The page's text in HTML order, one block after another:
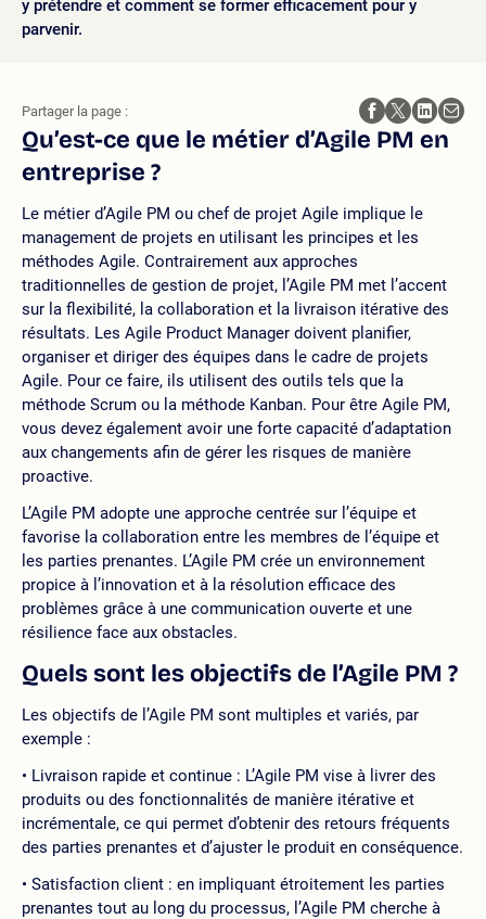
y prétendre et comment se former efficacement pour y
parvenir.
Qu’est-ce que le métier d’Agile PM en
entreprise ?
Le métier d’Agile PM ou chef de projet Agile implique le
management de projets en utilisant les principes et les
méthodes Agile. Contrairement aux approches
traditionnelles de gestion de projet, l’Agile PM met l’accent
sur la flexibilité, la collaboration et la livraison itérative des
résultats. Les Agile Product Manager doivent planifier,
organiser et diriger des équipes dans le cadre de projets
Agile. Pour ce faire, ils utilisent des outils tels que la
méthode Scrum ou la méthode Kanban. Pour être Agile PM,
vous devez également avoir une forte capacité d’adaptation
aux changements afin de gérer les risques de manière
proactive.
L’Agile PM adopte une approche centrée sur l’équipe et
favorise la collaboration entre les membres de l’équipe et
les parties prenantes. L’Agile PM crée un environnement
propice à l’innovation et à la résolution efficace des
problèmes grâce à une communication ouverte et une
résilience face aux obstacles.
Quels sont les objectifs de l’Agile PM ?
Les objectifs de l’Agile PM sont multiples et variés, par
exemple :
Livraison rapide et continue : L’Agile PM vise à livrer des
produits ou des fonctionnalités de manière itérative et
incrémentale, ce qui permet d’obtenir des retours fréquents
des parties prenantes et d’ajuster le produit en conséquence.
Satisfaction client : en impliquant étroitement les parties
prenantes tout au long du processus, l’Agile PM cherche à
Partager la page :